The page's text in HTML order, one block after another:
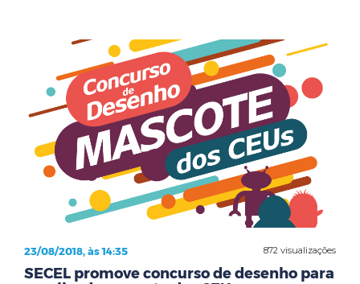
872 visualizações
23/08/2018, às 14:35
SECEL promove concurso de desenho para